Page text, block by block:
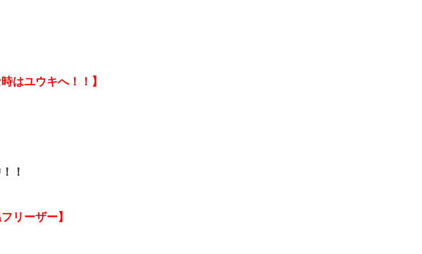
はユウキへ！！】
！
リーザー】